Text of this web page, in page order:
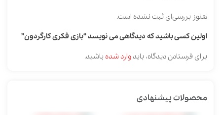
هنوز بررسی‌ای ثبت نشده است.
اولین کسی باشید که دیدگاهی می نویسد “بازی فکری کارگردون”
برای فرستادن دیدگاه، باید وارد شده باشید.
محصولات پیشنهادی